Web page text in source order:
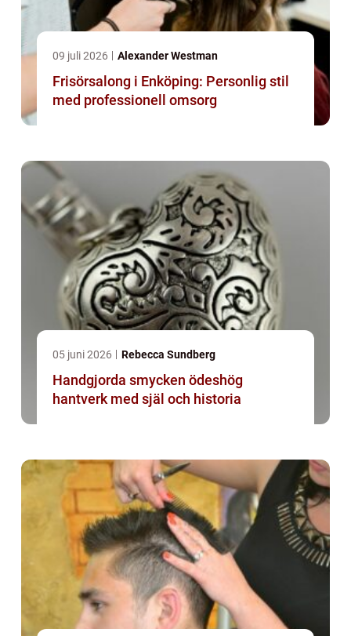
09 juli 2026 Alexander Westman
Frisörsalong i Enköping: Personlig stil
med professionell omsorg
05 juni 2026 Rebecca Sundberg
Handgjorda smycken ödeshög
hantverk med själ och historia